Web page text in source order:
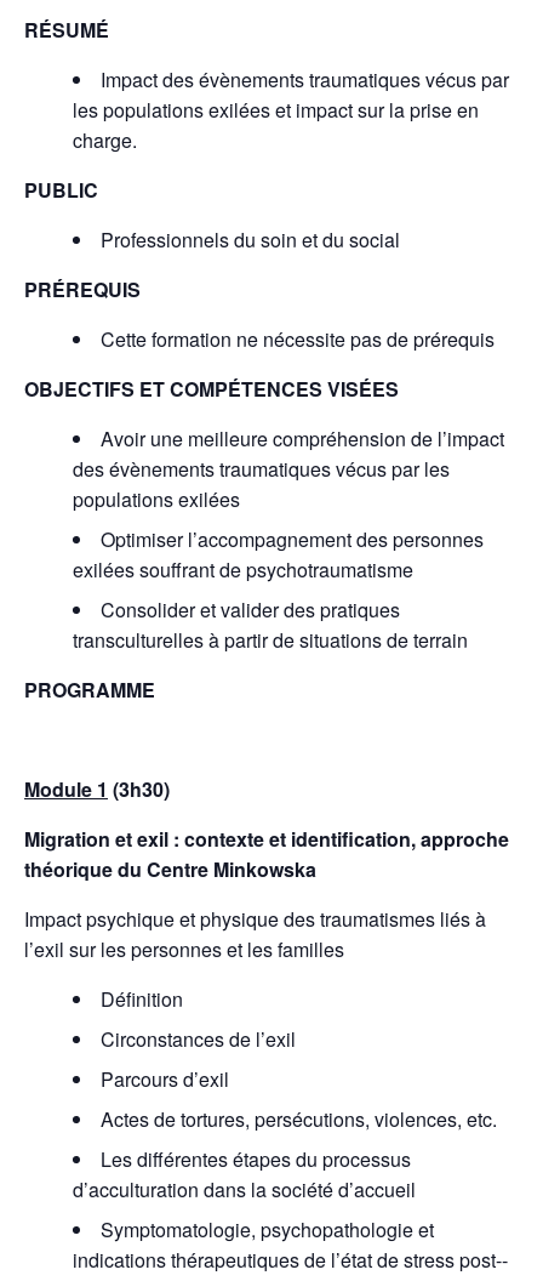
RÉSUMÉ
Impact des évènements traumatiques vécus par
les populations exilées et impact sur la prise en
charge.
PUBLIC
Professionnels du soin et du social
PRÉREQUIS
Cette formation ne nécessite pas de prérequis
OBJECTIFS ET COMPÉTENCES VISÉES
Avoir une meilleure compréhension de l’impact
des évènements traumatiques vécus par les
populations exilées
Optimiser l’accompagnement des personnes
exilées souffrant de psychotraumatisme
Consolider et valider des pratiques
transculturelles à partir de situations de terrain
PROGRAMME
Module 1 (3h30)
Migration et exil : contexte et identification, approche
théorique du Centre Minkowska
Impact psychique et physique des traumatismes liés à
l’exil sur les personnes et les familles
Définition
Circonstances de l’exil
Parcours d’exil
Actes de tortures, persécutions, violences, etc.
Les différentes étapes du processus
d’acculturation dans la société d’accueil
Symptomatologie, psychopathologie et
indications thérapeutiques de l’état de stress post-­